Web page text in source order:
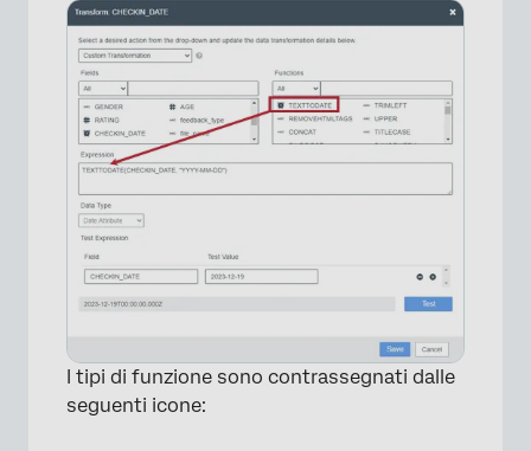
I tipi di funzione sono contrassegnati dalle
seguenti icone: